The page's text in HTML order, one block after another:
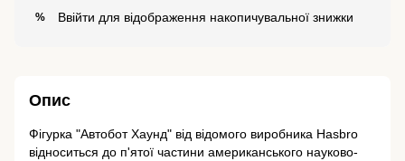
% Ввійти для відображення накопичувальної знижки
Опис
Фігурка "Автобот Хаунд" від відомого виробника Hasbro
відноситься до п'ятої частини американського науково-